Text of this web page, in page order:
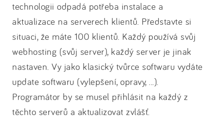
technologii odpadá potřeba instalace a
aktualizace na serverech klientů. Představte si
situaci, že máte 100 klientů. Každý používá svůj
webhosting (svůj server), každý server je jinak
nastaven. Vy jako klasický tvůrce softwaru vydáte
update softwaru (vylepšení, opravy, ...).
Programátor by se musel přihlásit na každý z
těchto serverů a aktualizovat zvlášť.